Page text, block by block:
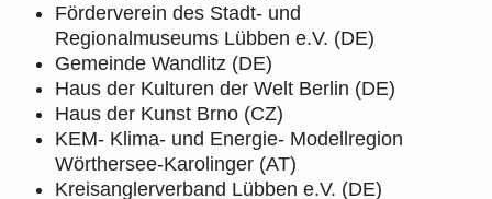
Förderverein des Stadt- und
Regionalmuseums Lübben e.V. (DE)
Gemeinde Wandlitz (DE)
Haus der Kulturen der Welt Berlin (DE)
Haus der Kunst Brno (CZ)
KEM- Klima- und Energie- Modellregion
Wörthersee-Karolinger (AT)
Kreisanglerverband Lübben e.V. (DE)